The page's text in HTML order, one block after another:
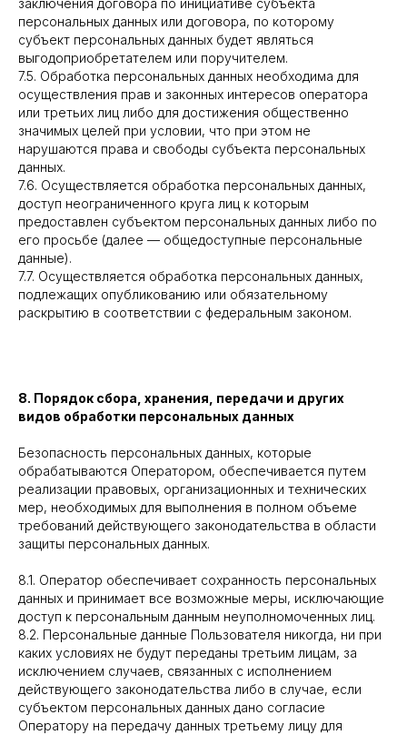
заключения договора по инициативе субъекта
персональных данных или договора, по которому
субъект персональных данных будет являться
выгодоприобретателем или поручителем.
7.5. Обработка персональных данных необходима для
осуществления прав и законных интересов оператора
или третьих лиц либо для достижения общественно
значимых целей при условии, что при этом не
нарушаются права и свободы субъекта персональных
данных.
7.6. Осуществляется обработка персональных данных,
доступ неограниченного круга лиц к которым
предоставлен субъектом персональных данных либо по
его просьбе (далее — общедоступные персональные
данные).
7.7. Осуществляется обработка персональных данных,
подлежащих опубликованию или обязательному
раскрытию в соответствии с федеральным законом.
8. Порядок сбора, хранения, передачи и других
видов обработки персональных данных
Безопасность персональных данных, которые
обрабатываются Оператором, обеспечивается путем
реализации правовых, организационных и технических
мер, необходимых для выполнения в полном объеме
требований действующего законодательства в области
защиты персональных данных.
8.1. Оператор обеспечивает сохранность персональных
данных и принимает все возможные меры, исключающие
доступ к персональным данным неуполномоченных лиц.
8.2. Персональные данные Пользователя никогда, ни при
каких условиях не будут переданы третьим лицам, за
исключением случаев, связанных с исполнением
действующего законодательства либо в случае, если
субъектом персональных данных дано согласие
Оператору на передачу данных третьему лицу для